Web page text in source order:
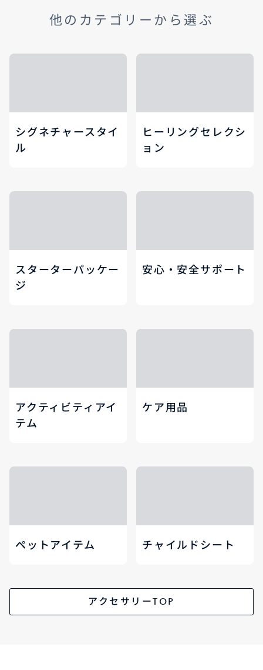
他のカテゴリーから選ぶ
シグネチャースタイ
ル
ヒーリングセレクシ
ョン
スターターパッケー
ジ
安心・安全サポート
アクティビティアイ
テム
ケア用品
ペットアイテム チャイルドシート
アクセサリーTOP